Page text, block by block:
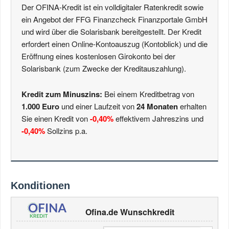
Der OFINA-Kredit ist ein volldigitaler Ratenkredit sowie
ein Angebot der FFG Finanzcheck Finanzportale GmbH
und wird über die Solarisbank bereitgestellt. Der Kredit
erfordert einen Online-Kontoauszug (Kontoblick) und die
Eröffnung eines kostenlosen Girokonto bei der
Solarisbank (zum Zwecke der Kreditauszahlung).
Kredit zum Minuszins: Bei einem Kreditbetrag von
1.000 Euro und einer Laufzeit von24 Monatenerhalten
Sie einen Kredit von-0,40%effektivem Jahreszins und
-0,40%Sollzins p.a.
Konditionen
Ofina.de Wunschkredit